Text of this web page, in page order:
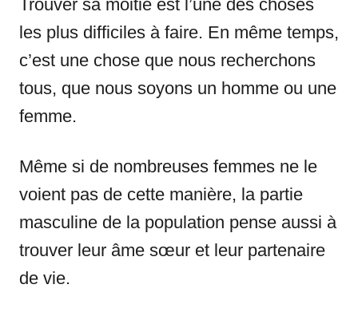
Trouver sa moitié est l’une des choses
les plus difficiles à faire. En même temps,
c’est une chose que nous recherchons
tous, que nous soyons un homme ou une
femme.
Même si de nombreuses femmes ne le
voient pas de cette manière, la partie
masculine de la population pense aussi à
trouver leur âme sœur et leur partenaire
de vie.